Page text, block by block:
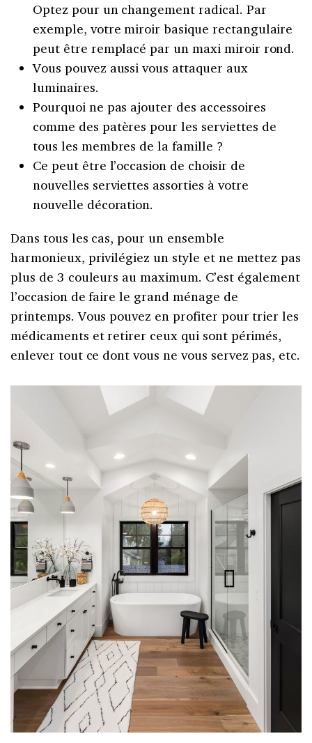
Optez pour un changement radical. Par
exemple, votre miroir basique rectangulaire
peut être remplacé par un maxi miroir rond.
Vous pouvez aussi vous attaquer aux
luminaires.
Pourquoi ne pas ajouter des accessoires
comme des patères pour les serviettes de
tous les membres de la famille ?
Ce peut être l’occasion de choisir de
nouvelles serviettes assorties à votre
nouvelle décoration.
Dans tous les cas, pour un ensemble
harmonieux, privilégiez un style et ne mettez pas
plus de 3 couleurs au maximum. C’est également
l’occasion de faire le grand ménage de
printemps. Vous pouvez en profiter pour trier les
médicaments et retirer ceux qui sont périmés,
enlever tout ce dont vous ne vous servez pas, etc.